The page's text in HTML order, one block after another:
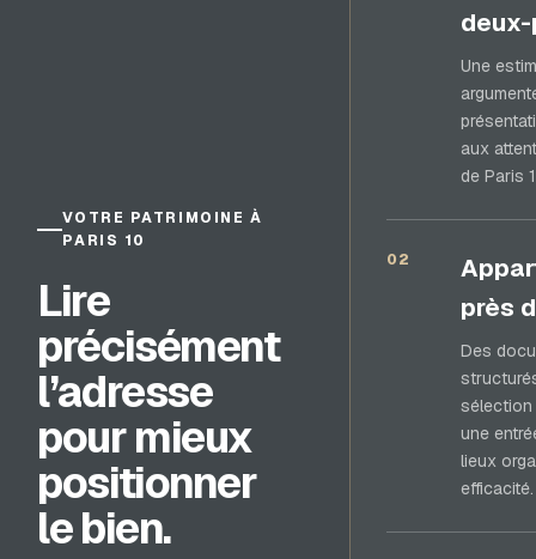
VOTRE PATRIMOINE À
PARIS 10
Lire
précisément
l’adresse
pour mieux
positionner
le bien.
Une
aux
de Paris
02
près
Des
sélection
une
lieux
efficacité.